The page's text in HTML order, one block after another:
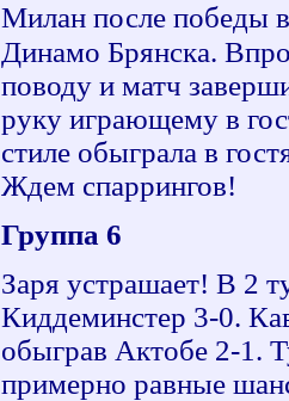
Милан после победы в
Динамо Брянска.
поводу и матч
руку играющему в
стиле обыграла в
Ждем спаррингов!
Группа 6
Заря устрашает! В 2
Киддеминстер 3-0.
обыграв Актобе 2-1.
примерно равные